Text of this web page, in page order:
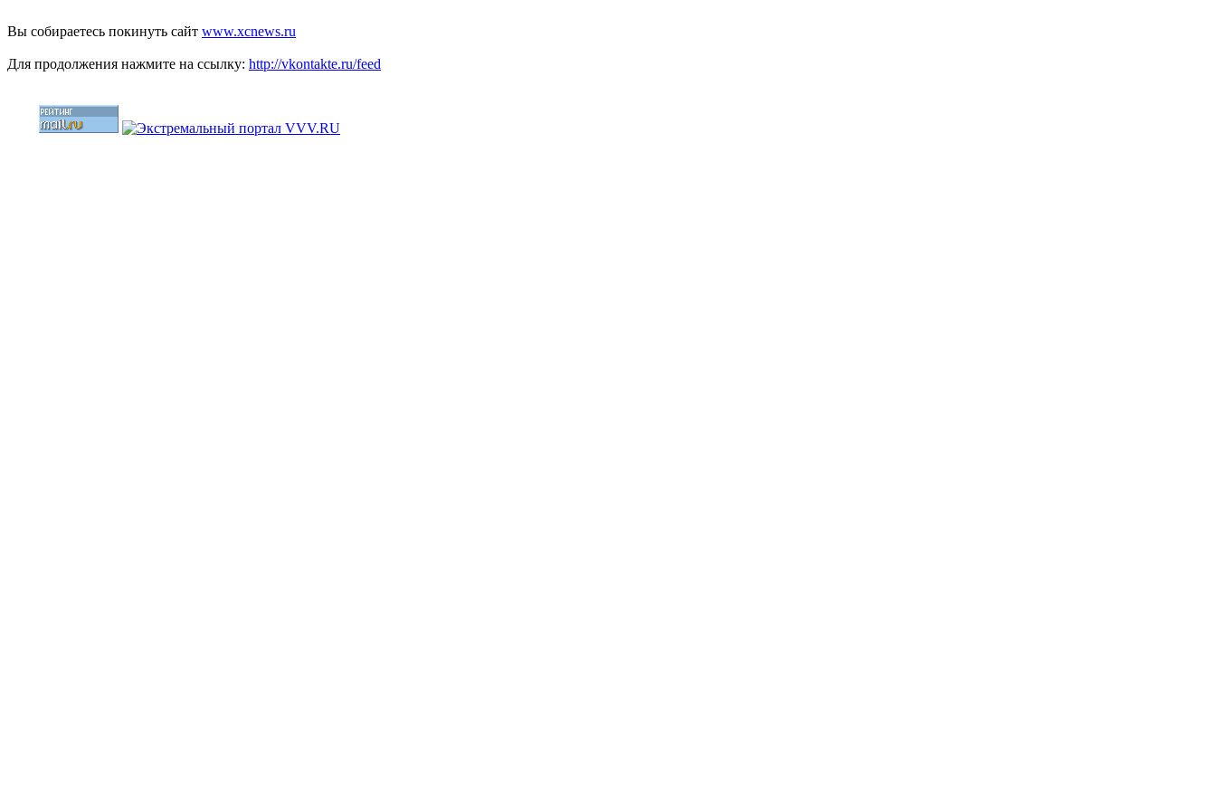
Вы собираетесь покинуть сайт www.xcnews.ru
Для продолжения нажмите на ссылку: http://vkontakte.ru/feed